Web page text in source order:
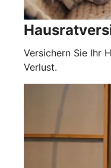
Versichern Sie Ihr
Verlust.